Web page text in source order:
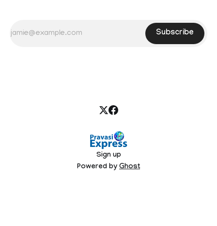
Subscribe
Sign up
Powered by Ghost